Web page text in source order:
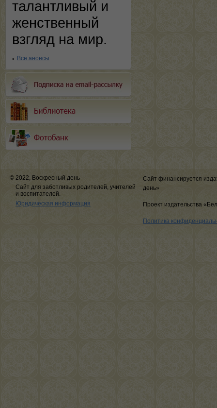
талантливый и
женственный
взгляд на мир.
Все анонсы
© 2022, Воскресный день
Сайт для заботливых родителей, учителей
и воспитателей.
Юридическая информация
Сайт финансируется
день»
Проект издательства
Политика